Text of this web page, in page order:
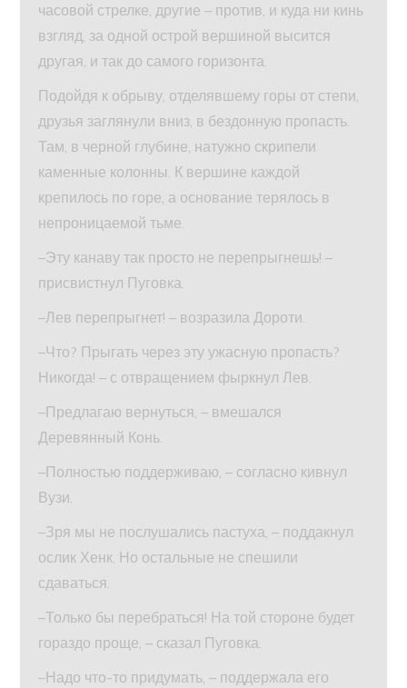
часовой стрелке, другие – против, и куда ни кинь
взгляд, за одной острой вершиной высится
другая, и так до самого горизонта.
Подойдя к обрыву, отделявшему горы от степи,
друзья заглянули вниз, в бездонную пропасть.
Там, в черной глубине, натужно скрипели
каменные колонны. К вершине каждой
крепилось по горе, а основание терялось в
непроницаемой тьме.
–Эту канаву так просто не перепрыгнешь! –
присвистнул Пуговка.
–Лев перепрыгнет! – возразила Дороти.
–Что? Прыгать через эту ужасную пропасть?
Никогда! – с отвращением фыркнул Лев.
–Предлагаю вернуться, – вмешался
Деревянный Конь.
–Полностью поддерживаю, – согласно кивнул
Вузи.
–Зря мы не послушались пастуха, – поддакнул
ослик Хенк. Но остальные не спешили
сдаваться.
–Только бы перебраться! На той стороне будет
гораздо проще, – сказал Пуговка.
–Надо что-то придумать, – поддержала его